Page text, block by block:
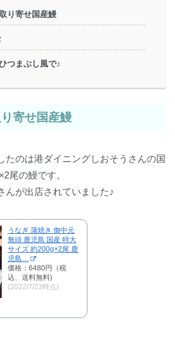
り寄せ国産鰻
つまぶし風で♪
寄せ国産鰻
たのは港ダイニングしおそうさんの国
尾の鰻です。
んが出店されていました♪
うなぎ 蒲焼き 御中元
無頭 鹿児島 国産 特大
サイズ 約200g×2尾 鹿
児島…
価格：6480円（税
込、送料無料)
(2022/7/23時点)